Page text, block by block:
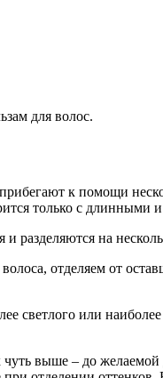
для волос.
к помощи
только с
на
отделяем от
светлого или
выше – до желаемой